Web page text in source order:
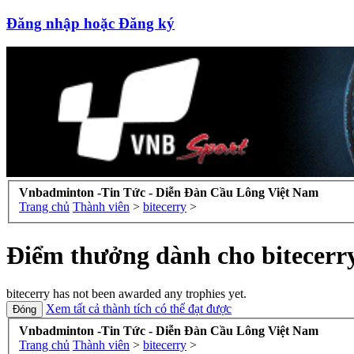
Đăng nhập hoặc Đăng ký
Vnbadminton -Tin Tức - Diễn Đàn Cầu Lông Việt Nam
Trang chủ Thành viên > bitecerry >
Điểm thưởng dành cho
bitecerry has not been awarded any trophies yet.
Xem tất cả thành tích có thể đạt được
Vnbadminton -Tin Tức - Diễn Đàn Cầu Lông Việt Nam
Trang chủ Thành viên > bitecerry >